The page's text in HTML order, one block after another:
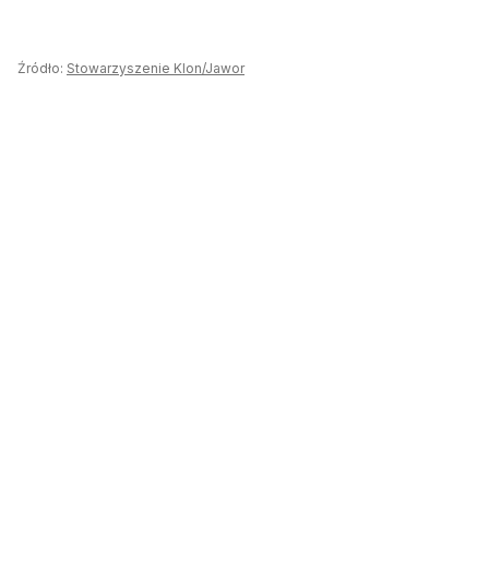
Źródło: Stowarzyszenie Klon/Jawor